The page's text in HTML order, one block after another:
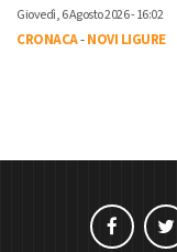
Giovedì, 6 Agosto 2026 - 16:02
CRONACA-NOVI LIGURE